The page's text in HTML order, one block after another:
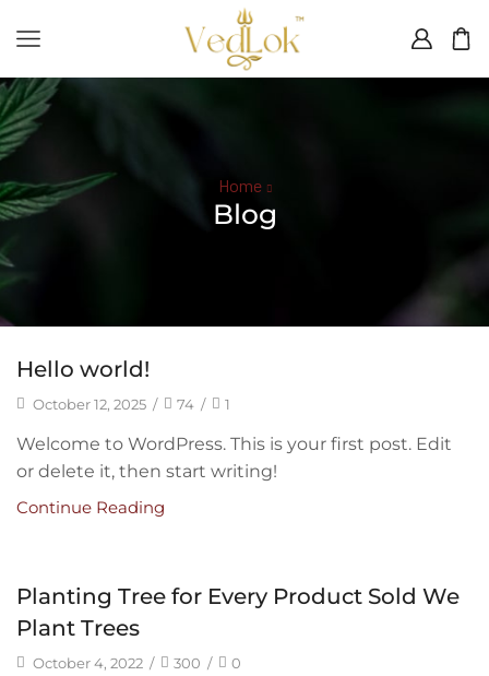
Home
Blog
Hello world!
October 12, 2025 / 74 / 1
Welcome to WordPress. This is your first post. Edit
or delete it, then start writing!
Continue Reading
Planting Tree for Every Product Sold We
Plant Trees
October 4, 2022 / 300 / 0